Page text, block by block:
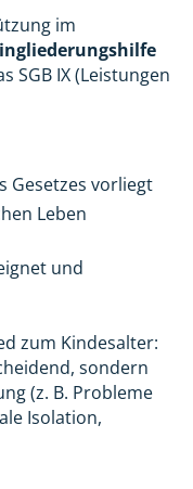
im
SGB IX (Leistungen
Gesetzes vorliegt
Leben
und
zum Kindesalter:
sondern
(z. B. Probleme
Isolation,